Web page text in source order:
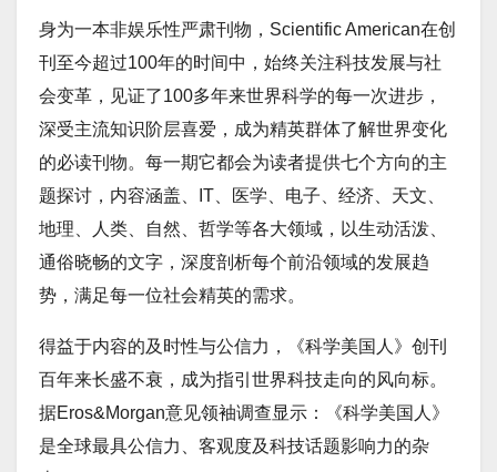
身为一本非娱乐性严肃刊物，Scientific American在创
刊至今超过100年的时间中，始终关注科技发展与社
会变革，见证了100多年来世界科学的每一次进步，
深受主流知识阶层喜爱，成为精英群体了解世界变化
的必读刊物。每一期它都会为读者提供七个方向的主
题探讨，内容涵盖、IT、医学、电子、经济、天文、
地理、人类、自然、哲学等各大领域，以生动活泼、
通俗晓畅的文字，深度剖析每个前沿领域的发展趋
势，满足每一位社会精英的需求。
得益于内容的及时性与公信力，《科学美国人》创刊
百年来长盛不衰，成为指引世界科技走向的风向标。
据Eros&Morgan意见领袖调查显示：《科学美国人》
是全球最具公信力、客观度及科技话题影响力的杂